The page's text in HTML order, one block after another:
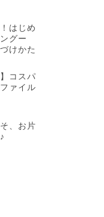
はじめ
グー
けかた
コスパ
ァイル
、お片